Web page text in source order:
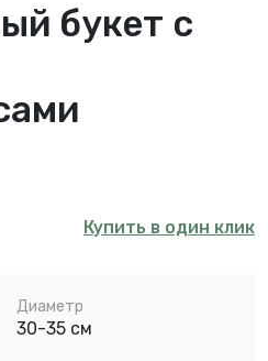
букет с
Купить в один клик
Диаметр
30-35 см